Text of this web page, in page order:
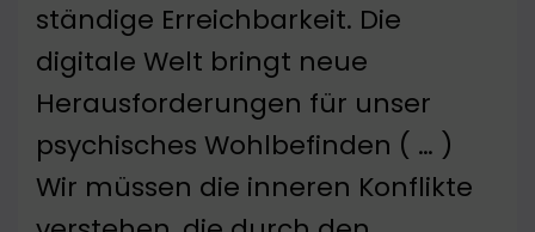
ständige Erreichbarkeit. Die
digitale Welt bringt neue
Herausforderungen für unser
psychisches Wohlbefinden ( … )
Wir müssen die inneren Konflikte